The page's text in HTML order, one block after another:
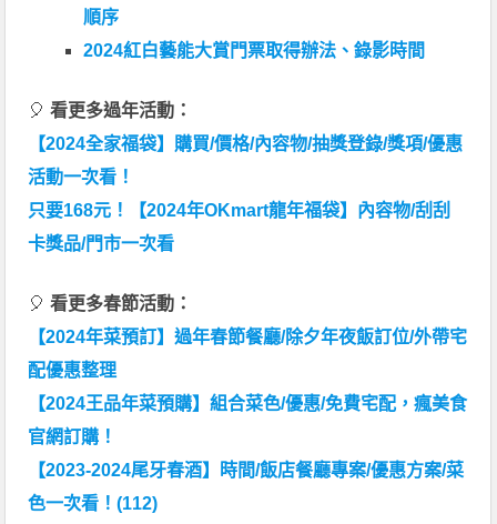
順序
2024紅白藝能大賞門票取得辦法、錄影時間
🎈 看更多過年活動：
【2024全家福袋】購買/價格/內容物/抽獎登錄/獎項/優惠
活動一次看！
只要168元！【2024年OKmart龍年福袋】內容物/刮刮
卡獎品/門市一次看
🎈看更多春節活動：
【2024年菜預訂】過年春節餐廳/除夕年夜飯訂位/外帶宅
配優惠整理
【2024王品年菜預購】組合菜色/優惠/免費宅配，瘋美食
官網訂購！
【2023-2024尾牙春酒】時間/飯店餐廳專案/優惠方案/菜
色一次看！(112)